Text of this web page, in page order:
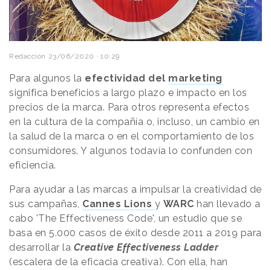
Redacción 23/06/2020 · 10:29
Para algunos la efectividad del marketing
significa beneficios a largo plazo e impacto en los
precios de la marca. Para otros representa efectos
en la cultura de la compañía o, incluso, un cambio en
la salud de la marca o en el comportamiento de los
consumidores. Y algunos todavía lo confunden con
eficiencia.
Para ayudar a las marcas a impulsar la creatividad de
sus campañas, Cannes Lions y WARC han llevado a
cabo 'The Effectiveness Code', un estudio que se
basa en 5.000 casos de éxito desde 2011 a 2019 para
desarrollar la Creative Effectiveness Ladder
(escalera de la eficacia creativa). Con ella, han